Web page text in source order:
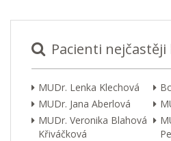
Pacienti nejčastěji
MUDr. Lenka Klechová
MUDr. Jana Aberlová
MUDr. Veronika Blahová
Křiváčková